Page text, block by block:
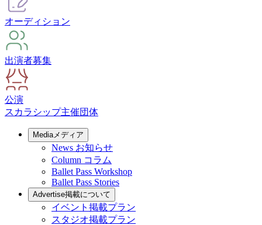
オーディション
出演者募集
公演
スカラシップ主催団体
Mediaメディア
News お知らせ
Column コラム
Ballet Pass Workshop
Ballet Pass Stories
Advertise掲載について
イベント掲載プラン
スタジオ掲載プラン